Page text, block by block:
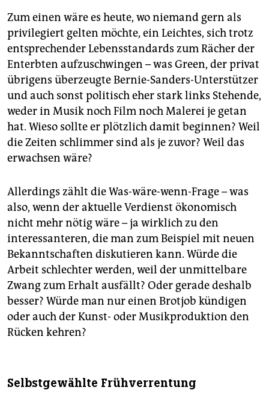
Zum einen wäre es heute, wo niemand gern als
privilegiert gelten möchte, ein Leichtes, sich trotz
entsprechender Lebensstandards zum Rächer der
Enterbten aufzuschwingen – was Green, der privat
übrigens überzeugte Bernie-Sanders-Unterstützer
und auch sonst politisch eher stark links Stehende,
weder in Musik noch Film noch Malerei je getan
hat. Wieso sollte er plötzlich damit beginnen? Weil
die Zeiten schlimmer sind als je zuvor? Weil das
erwachsen wäre?
Allerdings zählt die Was-wäre-wenn-Frage – was
also, wenn der aktuelle Verdienst ökonomisch
nicht mehr nötig wäre – ja wirklich zu den
interessanteren, die man zum Beispiel mit neuen
Bekanntschaften diskutieren kann. Würde die
Arbeit schlechter werden, weil der unmittelbare
Zwang zum Erhalt ausfällt? Oder gerade deshalb
besser? Würde man nur einen Brotjob kündigen
oder auch der Kunst- oder Musikproduktion den
Rücken kehren?
Selbstgewählte Frühverrentung